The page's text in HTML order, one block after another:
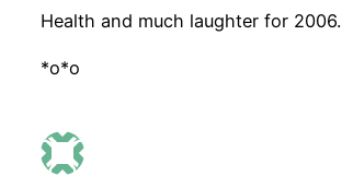
Health and much laughter for 2006.
*o*o